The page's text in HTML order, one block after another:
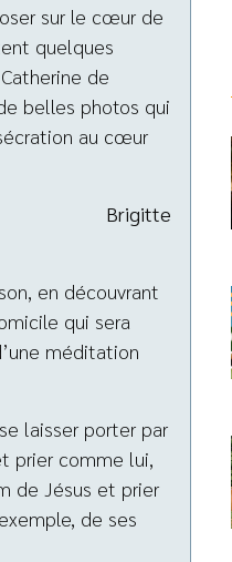
sur le cœur de
quelques
de
belles photos qui
au cœur
Brigitte
en découvrant
qui sera
méditation
laisser porter par
prier comme lui,
de Jésus et prier
de ses